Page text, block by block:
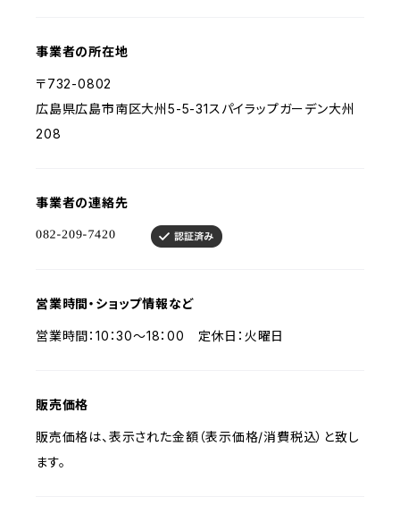
事業者の所在地
〒732-0802
広島県広島市南区大州5-5-31スパイラップガーデン大州
208
事業者の連絡先
営業時間・ショップ情報など
営業時間：10：30～18：00 定休日：火曜日
販売価格
販売価格は、表示された金額（表示価格/消費税込）と致し
ます。